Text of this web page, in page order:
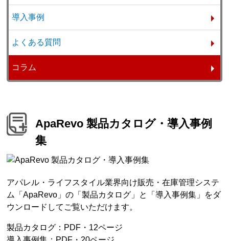
導入事例
よくある質問
コラム
ApaRevo 製品カタログ・導入事例
集
アパレル・ライフスタイル業界向け販売・在庫管理システ
ム「ApaRevo」の「製品カタログ」と「導入事例集」をダ
ウンロードしてご覧いただけます。
製品カタログ：PDF・12ページ